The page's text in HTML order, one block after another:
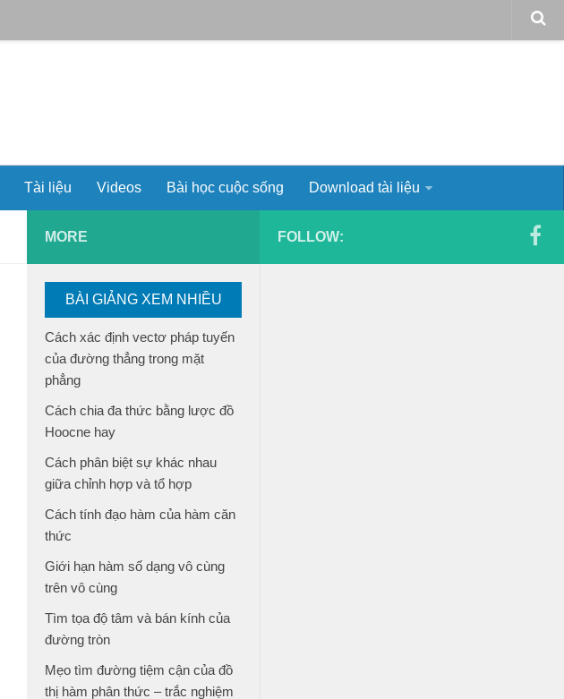
Tài liệu Videos Bài học cuộc sống Download tài liệu
FOLLOW:
MORE
BÀI GIẢNG XEM NHIỀU
Cách xác định vectơ pháp tuyến
của đường thẳng trong mặt
phẳng
Cách chia đa thức bằng lược đồ
Hoocne hay
Cách phân biệt sự khác nhau
giữa chỉnh hợp và tổ hợp
Cách tính đạo hàm của hàm căn
thức
Giới hạn hàm số dạng vô cùng
trên vô cùng
Tìm tọa độ tâm và bán kính của
đường tròn
Mẹo tìm đường tiệm cận của đồ
thị hàm phân thức – trắc nghiệm